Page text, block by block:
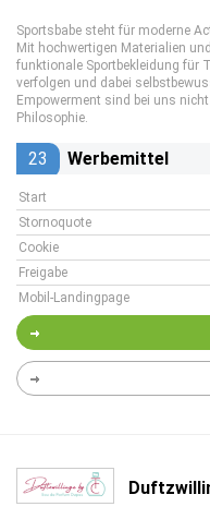
Sportsbabe steht für moderne
Mit hochwertigen Materialien
funktionale Sportbekleidung für
verfolgen und dabei
Empowerment sind bei uns
Philosophie.
23 Werbemittel
Start
Stornoquote
Cookie
Freigabe
Mobil-Landingpage